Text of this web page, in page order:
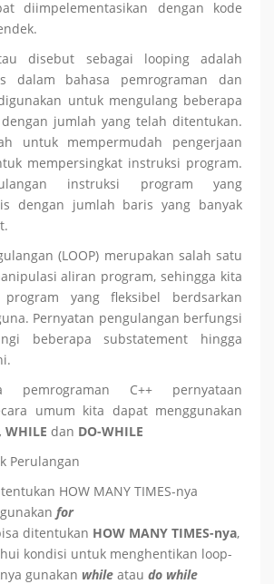
Fungsi dan Kontrol Aliran di R
diimpelementasikan dengan kode
disebut sebagai looping adalah
dalam bahasa pemrograman dan
untuk mengulang beberapa
jumlah yang telah ditentukan.
untuk mempermudah pengerjaan
mempersingkat instruksi program.
instruksi program yang
dengan jumlah baris yang banyak
(LOOP) merupakan salah satu
aliran program, sehingga kita
yang fleksibel berdsarkan
Pernyatan pengulangan berfungsi
beberapa substatement hingga
pemrograman C++ pernyataan
umum kita dapat menggunakan
WHILE dan DO-WHILE
Perulangan
HOW MANY TIMES-nya
for
ditentukan HOW MANY TIMES-nya,
kondisi untuk menghentikan loop-
gunakan while atau do while